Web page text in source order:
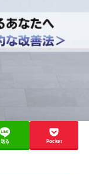
送る Pocket